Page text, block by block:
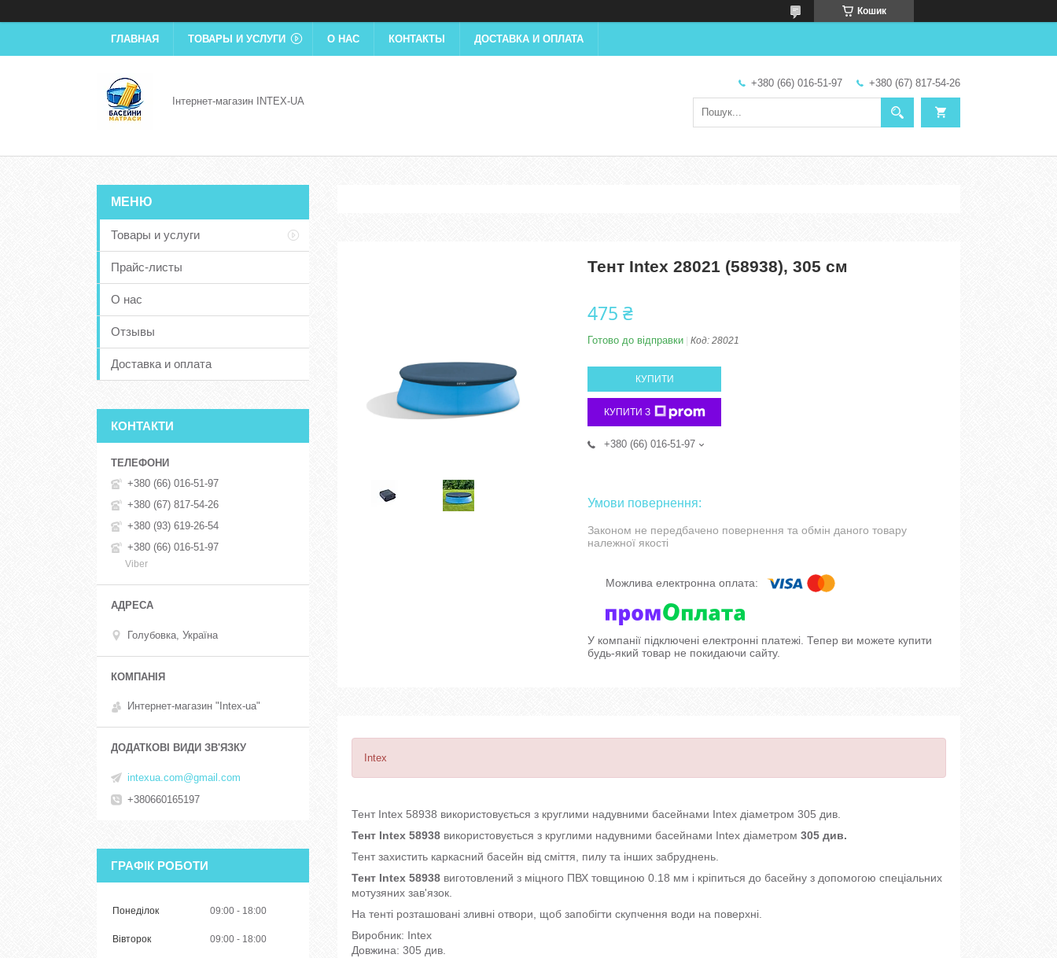
Кошик
ГЛАВНАЯ ТОВАРЫ И УСЛУГИ О НАС КОНТАКТЫ ДОСТАВКА И ОПЛАТА
Інтернет-магазин INTEX-UA
+380 (66) 016-51-97 +380 (67) 817-54-26
Тент Intex 28021 (58938), 305 см
475 ₴
Готово до відправки Код: 28021
КУПИТИ
КУПИТИ З
+380 (66) 016-51-97
Законом не передбачено повернення та обмін даного товару
належної якості
У компанії підключені електронні платежі. Тепер ви можете купити
будь-який товар не покидаючи сайту.
Intex
Тент Intex 58938 використовується з круглими надувними басейнами Intex діаметром 305 див.
Тент Intex 58938 використовується з круглими надувними басейнами Intex діаметром 305 див.
Тент захистить каркасний басейн від сміття, пилу та інших забруднень.
Тент Intex 58938 виготовлений з міцного ПВХ товщиною 0.18 мм і кріпиться до басейну з допомогою спеціальних
мотузяних зав'язок.
На тенті розташовані зливні отвори, щоб запобігти скупчення води на поверхні.
Виробник: Intex
Довжина: 305 див.
Товары и услуги
Прайс-листы
О нас
Отзывы
Доставка и оплата
КОНТАКТИ
+380 (66) 016-51-97
+380 (67) 817-54-26
+380 (93) 619-26-54
+380 (66) 016-51-97
Viber
Голубовка, Україна
Интернет-магазин "Intex-ua"
intexua.com@gmail.com
+380660165197
ГРАФІК РОБОТИ
Понеділок 09:00 18:00
Вівторок 09:00 18:00